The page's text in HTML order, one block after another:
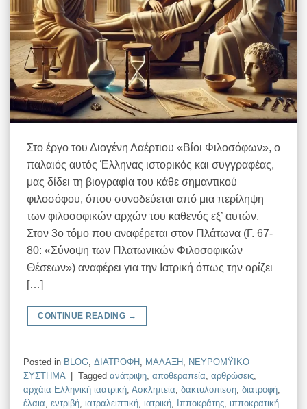
Στο έργο του Διογένη Λαέρτιου «Βίοι Φιλοσόφων», ο
παλαιός αυτός Έλληνας ιστορικός και συγγραφέας,
μας δίδει τη βιογραφία του κάθε σημαντικού
φιλοσόφου, όπου συνοδεύεται από μια περίληψη
των φιλοσοφικών αρχών του καθενός εξ’ αυτών.
Στον 3ο τόμο που αναφέρεται στον Πλάτωνα (Γ. 67-
80: «Σύνοψη των Πλατωνικών Φιλοσοφικών
Θέσεων») αναφέρει για την Ιατρική όπως την ορίζει
[…]
CONTINUE READING →
Posted in BLOG ,ΔΙΑΤΡΟΦΗ ΜΑΛΑΞΗ
ΝΕΥΡΟΜΫΙΚΟ
ΣΥΣΤΗΜΑ
Taggedανάτριψη ,αποθεραπεία ,αρθρώσεις
αρχάια Ελληνική ιαατρική ,Ασκληπεία ,δακτυλοπίεση ,διατροφή
έλαια ,εντριβή ιατραλειπτική ιατρική Ιπποκράτης ιπποκρατική